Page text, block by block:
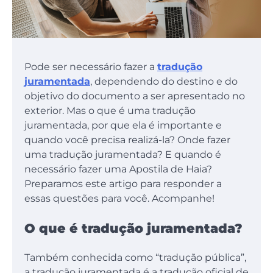
Pode ser necessário fazer a tradução
juramentada, dependendo do destino e do
objetivo do documento a ser apresentado no
exterior. Mas o que é uma tradução
juramentada, por que ela é importante e
quando você precisa realizá-la? Onde fazer
uma tradução juramentada? E quando é
necessário fazer uma Apostila de Haia?
Preparamos este artigo para responder a
essas questões para você. Acompanhe!
O que é tradução juramentada?
Também conhecida como “tradução pública”,